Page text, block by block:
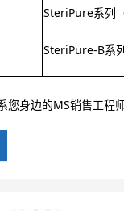
SteriPure系列
SteriPure-B系
您身边的MS销售工程